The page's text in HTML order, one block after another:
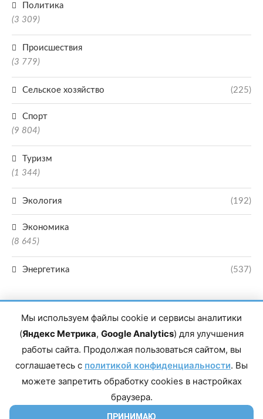
Политика
(3 309)
Происшествия
(3 779)
Сельское хозяйство (225)
Спорт
(9 804)
Туризм
(1 344)
Экология (192)
Экономика
(8 645)
Энергетика (537)
Главный редактор сетевого издания Магомаев Тимур Нухович. Контакты
редакции: 8(988)-292-94-34 Почта: vestiskfo@gmail.com По вопросам
Дагестан, г. Махачкала, пр-т Насрутдинова, д. 1а. Все права защищены.
Копирование и использование полных материалов запрещено, частичное
цитирование возможно только при условии гиперссылки на сайт mirmol.ru.
Мы используем файлы cookie и сервисы аналитики
(Яндекс Метрика, Google Analytics) для улучшения
работы сайта. Продолжая пользоваться сайтом, вы
соглашаетесь с политикой конфиденциальности. Вы
можете запретить обработку cookies в настройках
браузера.
ПРИНИМАЮ